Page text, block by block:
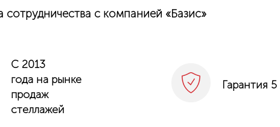
с компанией «Базис»
С 2013
года на рынке
продаж
стеллажей
Гарантия 5